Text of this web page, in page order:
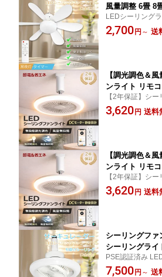
風量調整 6畳 8
シーリングライ
キュレーター
LEDシーリング
グファン 吹き抜
静音 新生活 取付
2,700 円 ～ 送
【調光調色＆
ンライト リモ
リングライト
シーリング シ
【2年保証】シ
調色 小型 LED リ
Cモーター 静音
3,620 円 送料
【調光調色＆
ンライト リモ
リングライト
シーリング シ
【2年保証】シ
調色 小型 LED リ
Cモーター 静音
3,620 円 送料
シーリングフ
シーリングライ
グファン ライ
ングファンライ
PSE認証済み
シーリングファ
7,500 円 ～ 送